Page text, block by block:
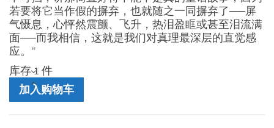
若要将它当作假的摒弃，也就随之一同摒弃了──屏
气慑息，心怦然震颤、飞升，热泪盈眶或甚至泪流满
面──而我相信，这就是我们对真理最深层的直觉感
应。”
库存 1 件
音
加入购物车